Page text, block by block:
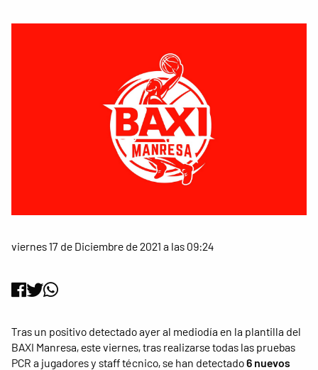
viernes 17 de Diciembre de 2021 a las 09:24
Tras un positivo detectado ayer al mediodía en la plantilla del
BAXI Manresa, este viernes, tras realizarse todas las pruebas
PCR a jugadores y staff técnico, se han detectado6 nuevos